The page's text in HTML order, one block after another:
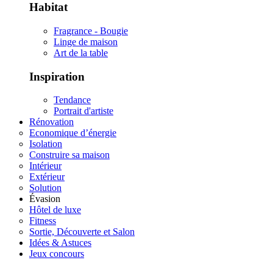
Habitat
Fragrance - Bougie
Linge de maison
Art de la table
Inspiration
Tendance
Portrait d'artiste
Rénovation
Economique d’énergie
Isolation
Construire sa maison
Intérieur
Extérieur
Solution
Évasion
Hôtel de luxe
Fitness
Sortie, Découverte et Salon
Idées & Astuces
Jeux concours